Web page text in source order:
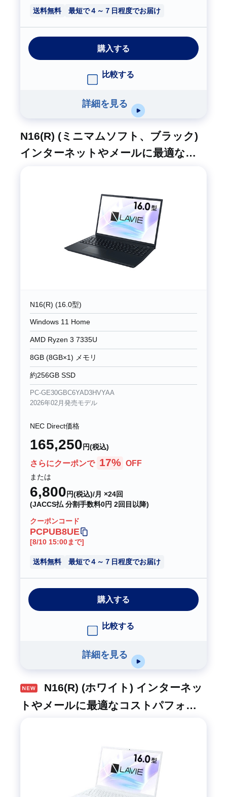
送料無料 最短で４～７日程度でお届け
購入する
比較する
詳細を見る
N16(R) (ミニマムソフト、ブラック)
インターネットやメールに最適なコ
N16(R) (16.0型)
Windows 11 Home
AMD Ryzen 3 7335U
8GB (8GB×1) メモリ
約256GB SSD
PC-GE30GBC6YAD3HVYAA
2026年02月発売モデル
NEC Direct価格
165,250 円(税込)
さらにクーポンで 17% OFF
または
6,800 円(税込)/月 ×24回
(JACCS払 分割手数料0円 2回目以降)
クーポンコード
PCPUB8UE
[8/10 15:00まで]
送料無料 最短で４～７日程度でお届け
購入する
比較する
詳細を見る
N16(R) (ホワイト) インターネッ
トやメールに最適なコストパフォー